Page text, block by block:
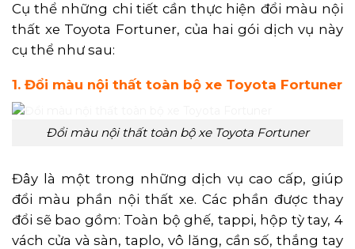
Cụ thể những chi tiết cần thực hiện đổi màu nội
thất xe Toyota Fortuner, của hai gói dịch vụ này
cụ thể như sau:
1. Đổi màu nội thất toàn bộ xe Toyota Fortuner
Đổi màu nội thất toàn bộ xe Toyota Fortuner
Đây là một trong những dịch vụ cao cấp, giúp
đổi màu phần nội thất xe. Các phần được thay
đổi sẽ bao gồm: Toàn bộ ghế, tappi, hộp tỳ tay, 4
vách cửa và sàn, taplo, vô lăng, cần số, thắng tay